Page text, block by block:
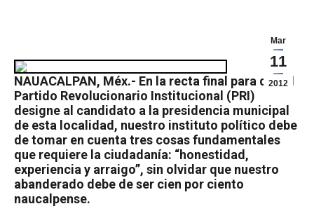
Mar
11
2012
NAUACALPAN, Méx.- En la recta final para que el
Partido Revolucionario Institucional (PRI)
designe al candidato a la presidencia municipal
de esta localidad, nuestro instituto político debe
de tomar en cuenta tres cosas fundamentales
que requiere la ciudadanía: “honestidad,
experiencia y arraigo”, sin olvidar que nuestro
abanderado debe de ser cien por ciento
naucalpense.